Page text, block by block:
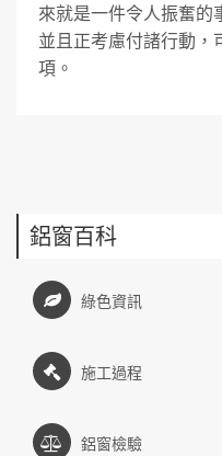
來就是一件令人振奮的
並且正考慮付諸行動，
項。
鋁窗百科
綠色資訊
施工過程
鋁窗檢驗